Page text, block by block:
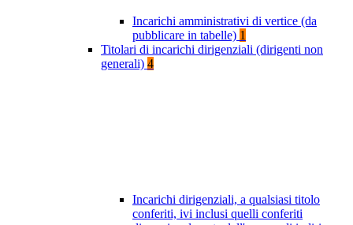
Incarichi amministrativi di vertice (da
pubblicare in tabelle) 1
Titolari di incarichi dirigenziali (dirigenti non
generali) 4
Incarichi dirigenziali, a qualsiasi titolo
conferiti, ivi inclusi quelli conferiti